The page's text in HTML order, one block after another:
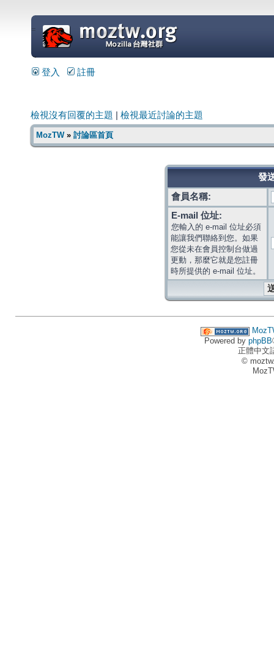
=
登入 註冊
檢視沒有回覆的主題 檢視最近討論的主題
MozTW» 討論區首頁
發
會員名稱:
E-mail 位址:
您輸入的 e-mail 位址必須
能讓我們聯絡到您。如果
您從未在會員控制台做過
更動，那麼它就是您註冊
時所提供的 e-mail 位址。
Powered by phpBB
正體中文
©